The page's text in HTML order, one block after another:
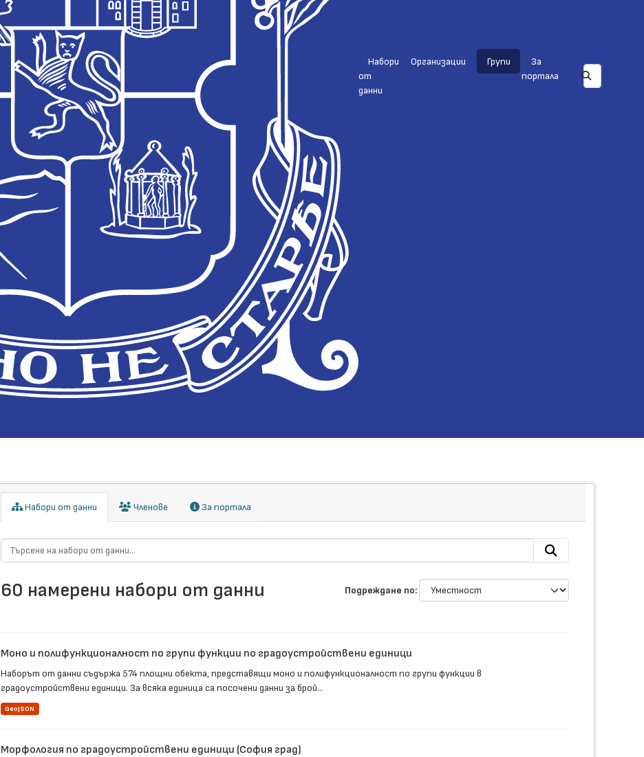
Набори
от
данни
Организации Групи
За
портала
Набори от данни Членове За портала
Подреждане по
60 намерени набори от данни
Моно и полифункционалност по групи функции по градоустройствени единици
Наборът от данни съдържа 574 площни обекта, представящи моно и полифункционалност по групи функции в
градоустройствени единици. За всяка единица са посочени данни за брой...
GeoJSON
Морфология по градоустройствени единици (София град)